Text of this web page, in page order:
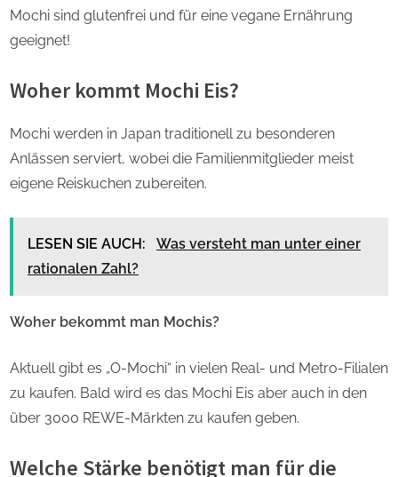
Mochi sind glutenfrei und für eine vegane Ernährung
geeignet!
Woher kommt Mochi Eis?
Mochi werden in Japan traditionell zu besonderen
Anlässen serviert, wobei die Familienmitglieder meist
eigene Reiskuchen zubereiten.
LESEN SIE AUCH:
Was versteht man unter einer
rationalen Zahl?
Woher bekommt man Mochis?
Aktuell gibt es „O-Mochi“ in vielen Real- und Metro-Filialen
zu kaufen. Bald wird es das Mochi Eis aber auch in den
über 3000 REWE-Märkten zu kaufen geben.
Welche Stärke benötigt man für die